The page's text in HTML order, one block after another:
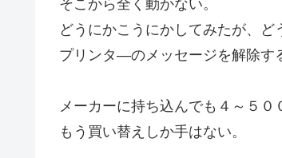
そこから全く動かない。
どうにかこうにかしてみたが、ど
プリンタ―のメッセージを解除す
メーカーに持ち込んでも４～５０
もう買い替えしか手はない。